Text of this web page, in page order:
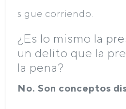
sigue corriendo.
¿Es lo mismo la
un delito que la
la pena?
No. Son conceptos